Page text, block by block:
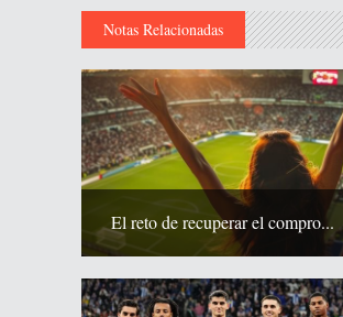
Notas Relacionadas
El reto de recuperar el compro...